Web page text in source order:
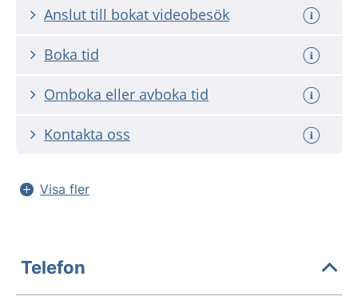
Anslut till bokat videobesök
Boka tid
Omboka eller avboka tid
Kontakta oss
Visa fler
Telefon